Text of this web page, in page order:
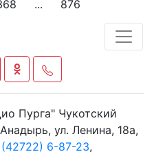
... 876
Пурга" Чукотский
ул. Ленина, 18а,
6-87-23,